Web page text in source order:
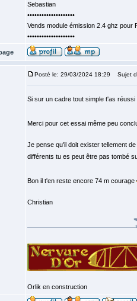
Sebastian
••••••••••••••••••••
Vends module émission 2.4 ghz
••••••••••••••••••••
Posté le: 29/03/2024 18:29 Sujet
Si sur un cadre tout simple t'as
Merci pour cet essai même peu
Je pense qu'il doit exister tellement
différents tu es peut être pas tombé
Bon il t'en reste encore 74 m courage
Christian
Orlik en construction